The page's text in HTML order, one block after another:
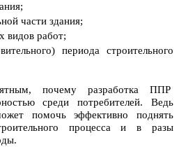
части здания;
видов работ;
периода строительного
почему разработка ППР
среди потребителей. Ведь
помочь эффективно поднять
процесса и в разы